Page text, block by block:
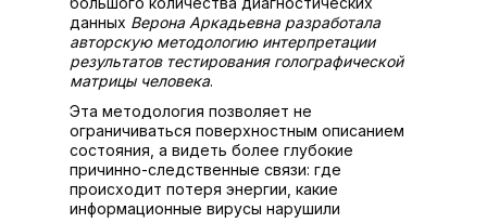
данных Верона Аркадьевна разработала
авторскую методологию интерпретации
результатов тестирования голографической
матрицы человека.
Эта методология позволяет не
ограничиваться поверхностным описанием
состояния, а видеть более глубокие
причинно-следственные связи: где
происходит потеря энергии, какие
информационные вирусы нарушили